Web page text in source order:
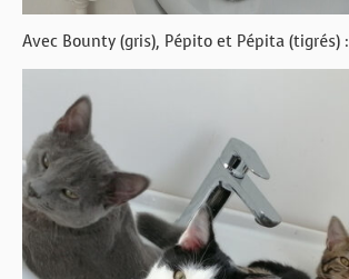
Avec Bounty (gris), Pépito et Pépita (tigrés) :